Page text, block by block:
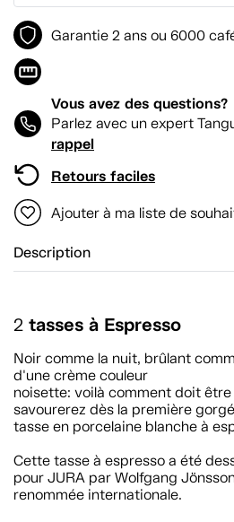
Garantie 2 ans ou 6000
Vous avez des questions?
Parlez avec un expert
rappel
Retours faciles
Ajouter à ma liste de
Description
2 tasses à Espresso
Noir comme la nuit, brûlant
d'une crème couleur
noisette: voilà comment doit être
savourerez dès la première
tasse en porcelaine blanche à
Cette tasse à espresso a été
pour JURA par Wolfgang
renommée internationale.